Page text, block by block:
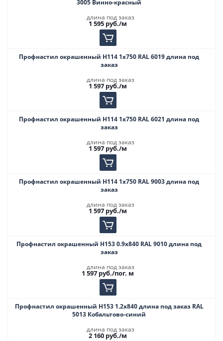
3005 Винно-красный
длина под заказ
1 595 руб./м
Профнастил окрашенный Н114 1х750 RAL 6019 длина под
заказ
длина под заказ
1 597 руб./м
Профнастил окрашенный Н114 1х750 RAL 6021 длина под
заказ
длина под заказ
1 597 руб./м
Профнастил окрашенный Н114 1х750 RAL 9003 длина под
заказ
длина под заказ
1 597 руб./м
Профнастил окрашенный Н153 0.9х840 RAL 9010 длина под
заказ
длина под заказ
1 597 руб./пог. м
Профнастил окрашенный Н153 1.2х840 длина под заказ RAL
5013 Кобальтово-синий
длина под заказ
2 160 руб./м